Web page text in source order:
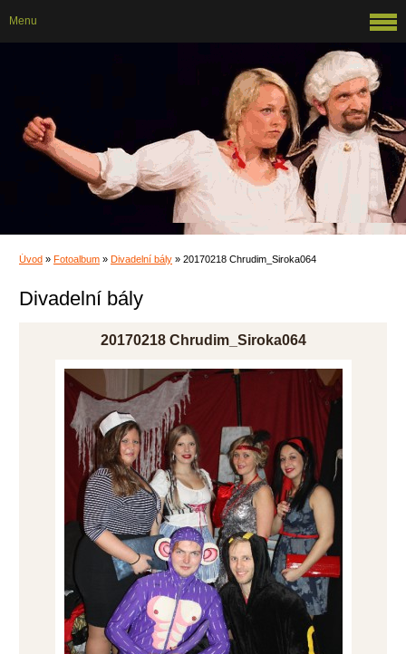
Úvod » Fotoalbum » Divadelní bály » 20170218 Chrudim_Siroka064
Divadelní bály
20170218 Chrudim_Siroka064
Menu